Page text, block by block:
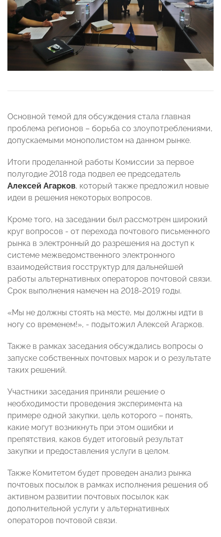
Основной темой для обсуждения стала главная
проблема регионов – борьба со злоупотреблениями,
допускаемыми монополистом на данном рынке.
Итоги проделанной работы Комиссии за первое
полугодие 2018 года подвел ее председатель
Алексей Агарков, который также предложил новые
идеи в решения некоторых вопросов.
Кроме того, на заседании был рассмотрен широкий
круг вопросов - от перехода почтового письменного
рынка в электронный до разрешения на доступ к
системе межведомственного электронного
взаимодействия госструктур для дальнейшей
работы альтернативных операторов почтовой связи.
Срок выполнения намечен на 2018-2019 годы.
«Мы не должны стоять на месте, мы должны идти в
ногу со временем!», - подытожил Алексей Агарков.
Также в рамках заседания обсуждались вопросы о
запуске собственных почтовых марок и о результате
таких решений.
Участники заседания приняли решение о
необходимости проведения эксперимента на
примере одной закупки, цель которого – понять,
какие могут возникнуть при этом ошибки и
препятствия, каков будет итоговый результат
закупки и предоставления услуги в целом.
Также Комитетом будет проведен анализ рынка
почтовых посылок в рамках исполнения решения об
активном развитии почтовых посылок как
дополнительной услуги у альтернативных
операторов почтовой связи.